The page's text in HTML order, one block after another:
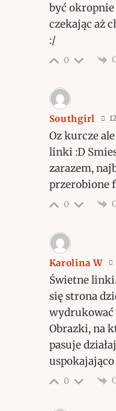
być
czekając aż
:/
0
Southgirl
Oz kurcze
linki :D
zarazem,
przerobione
0
Karolina W
Świetne
się strona
Obrazki, na
pasuje
uspokajająco
0